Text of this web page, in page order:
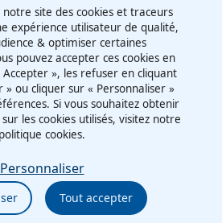
notre site des cookies et traceurs
expérience utilisateur de qualité,
& optimiser certaines
pouvez accepter ces cookies en
», les refuser en cliquant
» ou cliquer sur « Personnaliser »
Si vous souhaitez obtenir
les cookies utilisés, visitez notre
politique cookies.
Tout accepter
Personnaliser